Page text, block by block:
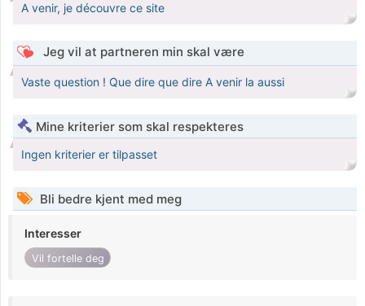
A venir, je découvre ce site
Jeg vil at partneren min skal være
Vaste question ! Que dire que dire A venir la aussi
Mine kriterier som skal respekteres
Ingen kriterier er tilpasset
Bli bedre kjent med meg
Interesser
Vil fortelle deg